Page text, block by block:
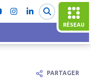
RÉSEAU
PARTAGER